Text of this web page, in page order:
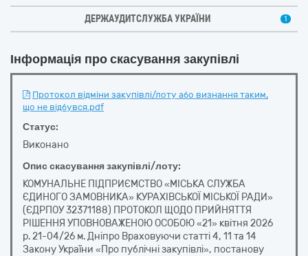
ДЕРЖАУДИТСЛУЖБА УКРАЇНИ 1
Інформація про скасування закупівлі
Протокол відміни закупівлі/лоту або визнання таким,
що не відбувся.pdf
Статус:
Виконано
Опис скасування закупівлі/лоту:
КОМУНАЛЬНЕ ПІДПРИЄМСТВО «МІСЬКА СЛУЖБА
ЄДИНОГО ЗАМОВНИКА» КУРАХІВСЬКОЇ МІСЬКОЇ РАДИ»
(ЄДРПОУ 32371188) ПРОТОКОЛ ЩОДО ПРИЙНЯТТЯ
РІШЕННЯ УПОВНОВАЖЕНОЮ ОСОБОЮ «21» квітня 2026
р. 21-04/26 м. Дніпро Враховуючи статті 4, 11 та 14
Закону України «Про публічні закупівлі», постанову